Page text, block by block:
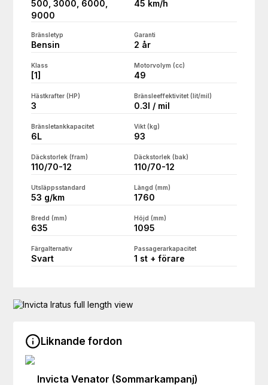
500, 3000, 6000,
9000
45 km/h
Bränsletyp
Bensin
Garanti
2 år
Klass
[1]
Motorvolym (cc)
49
Hästkrafter (HP)
3
Bränsleeffektivitet (lit/mil)
0.3l / mil
Bränsletankkapacitet
6L
Vikt (kg)
93
Däckstorlek (fram)
110/70-12
Däckstorlek (bak)
110/70-12
Utsläppsstandard
53 g/km
Längd (mm)
1760
Bredd (mm)
635
Höjd (mm)
1095
Färgalternativ
Svart
Passagerarkapacitet
1 st + förare
Liknande fordon
Invicta Venator (Sommarkampanj)